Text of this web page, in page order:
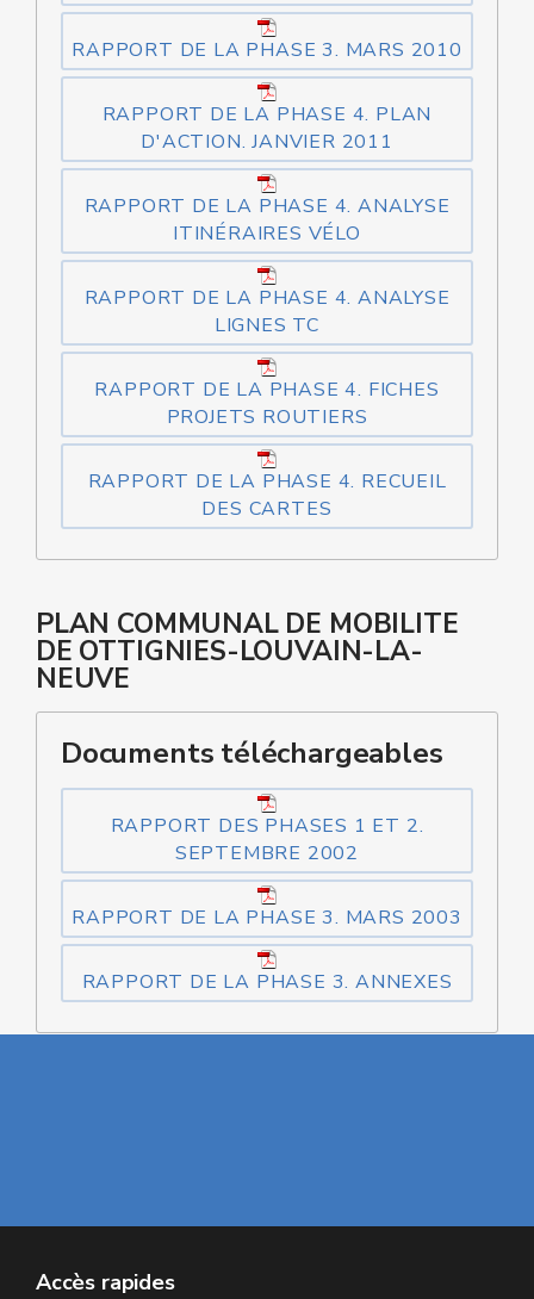
RAPPORT DE LA PHASE 3. MARS 2010
RAPPORT DE LA PHASE 4. PLAN
D'ACTION. JANVIER 2011
RAPPORT DE LA PHASE 4. ANALYSE
ITINÉRAIRES VÉLO
RAPPORT DE LA PHASE 4. ANALYSE
LIGNES TC
RAPPORT DE LA PHASE 4. FICHES
PROJETS ROUTIERS
RAPPORT DE LA PHASE 4. RECUEIL
DES CARTES
PLAN COMMUNAL DE MOBILITE
DE OTTIGNIES-LOUVAIN-LA-
NEUVE
Documents téléchargeables
RAPPORT DES PHASES 1 ET 2.
SEPTEMBRE 2002
RAPPORT DE LA PHASE 3. MARS 2003
RAPPORT DE LA PHASE 3. ANNEXES
Accès rapides